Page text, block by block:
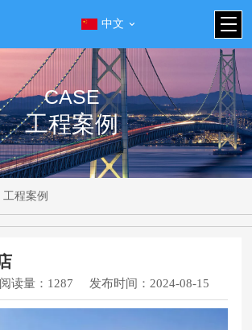
中文
CASE
工程案例
工程案例
阅读量： 1287 发布时间：2024-08-15